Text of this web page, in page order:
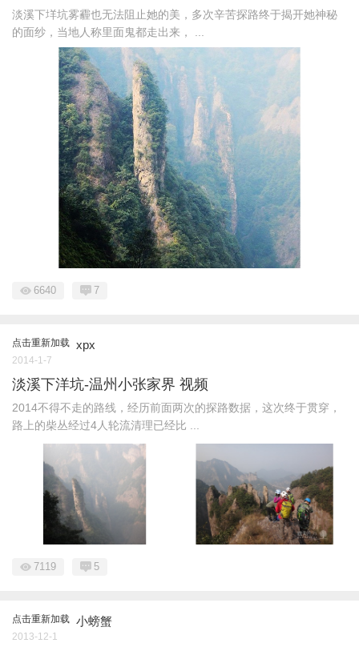
淡溪下垟坑雾霾也无法阻止她的美，多次辛苦探路终于揭开她神秘
的面纱，当地人称里面鬼都走出来， ...
6640 7
点击重新加载 xpx
2014-1-7
淡溪下洋坑-温州小张家界 视频
2014不得不走的路线，经历前面两次的探路数据，这次终于贯穿，
路上的柴丛经过4人轮流清理已经比 ...
7119 5
点击重新加载 小螃蟹
2013-12-1